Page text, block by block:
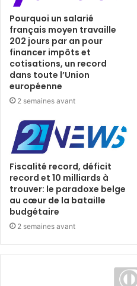
Pourquoi un salarié
français moyen travaille
202 jours par an pour
financer impôts et
cotisations, un record
dans toute l’Union
européenne
2 semaines avant
Fiscalité record, déficit
record et 10 milliards à
trouver: le paradoxe belge
au cœur de la bataille
budgétaire
2 semaines avant